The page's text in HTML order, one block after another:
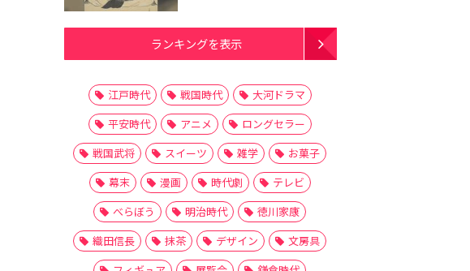
ランキングを表示
江戸時代 戦国時代
大河ドラマ
平安時代
アニメ
ロングセラー
戦国武将
スイーツ 雑学
お菓子
幕末
漫画 時代劇
テレビ
べらぼう
明治時代
徳川家康
織田信長
抹茶 デザイン
文房具